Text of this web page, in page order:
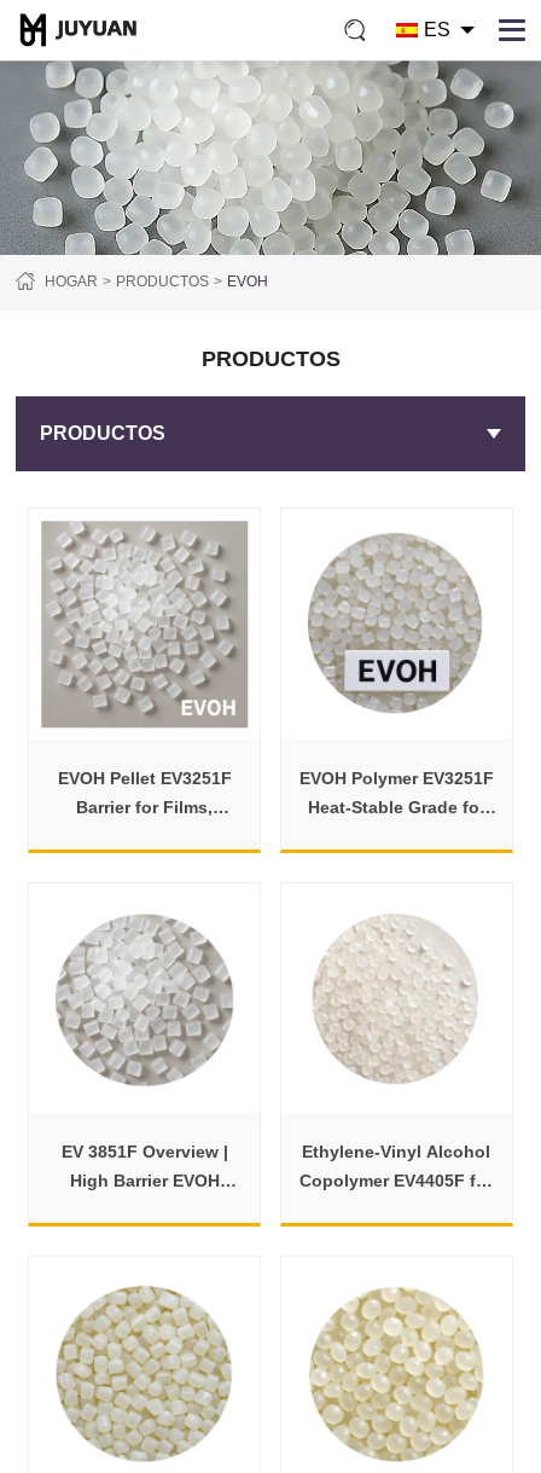
ES
HOGAR PRODUCTOS EVOH
PRODUCTOS
PRODUCTOS
EVOH Pellet EV3251F
Barrier for Films,
EVOH Polymer EV3251F
Heat-Stable Grade for
EV 3851F Overview |
High Barrier EVOH
Ethylene-Vinyl Alcohol
Copolymer EV4405F for